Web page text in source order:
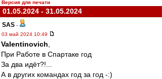
Версия для печати
01.05.2024 - 31.05.2024
SAS -
03 май 2024 10:49
Valentinovich
При Работе в Спартаке год
За два идёт?!...
А в других командах год за год -:)